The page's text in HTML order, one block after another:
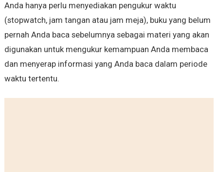
Anda hanya perlu menyediakan pengukur waktu
(stopwatch, jam tangan atau jam meja), buku yang belum
pernah Anda baca sebelumnya sebagai materi yang akan
digunakan untuk mengukur kemampuan Anda membaca
dan menyerap informasi yang Anda baca dalam periode
waktu tertentu.